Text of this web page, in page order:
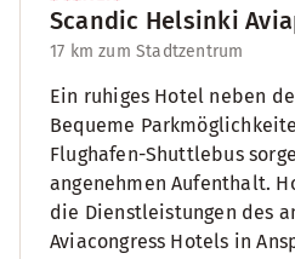
Scandic Helsinki
17 km zum Stadtzentrum
Ein ruhiges Hotel neben
Bequeme
Flughafen-Shuttlebus
angenehmen Aufenthalt.
die Dienstleistungen des
Aviacongress Hotels in